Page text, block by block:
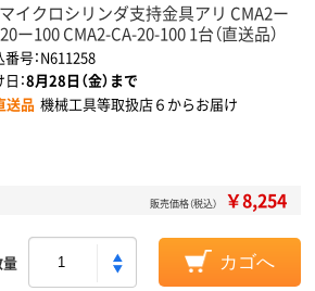
イクロシリンダ支持金具アリ CMA2ー
ー100 CMA2-CA-20-100 1台（直送品）
号：N611258
：8月28日（金）まで
送品 機械工具等取扱店６からお届け
販売価格（税込） ￥8,254
カゴへ